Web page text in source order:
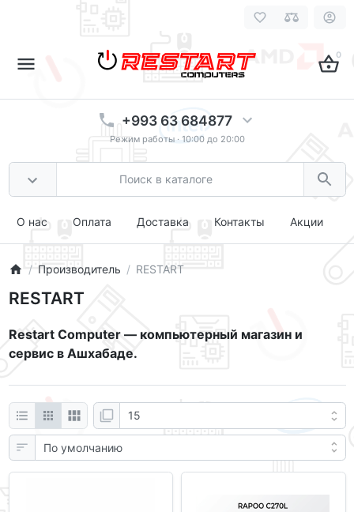
0
+993 63 684877
Режим работы · 10:00 до 20:00
О нас Оплата Доставка Контакты Акции
Производитель RESTART
RESTART
Restart Computer — компьютерный магазин и
сервис в Ашхабаде.